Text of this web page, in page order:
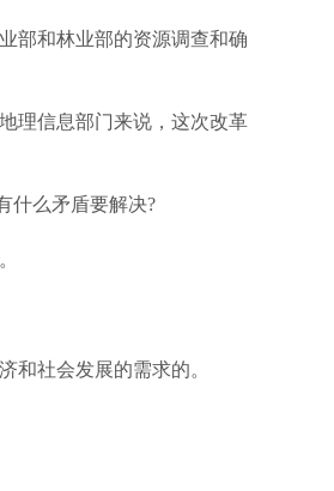
部和林业部的资源调查和确
理信息部门来说，这次改革
什么矛盾要解决?
社会发展的需求的。